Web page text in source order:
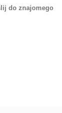
do znajomego